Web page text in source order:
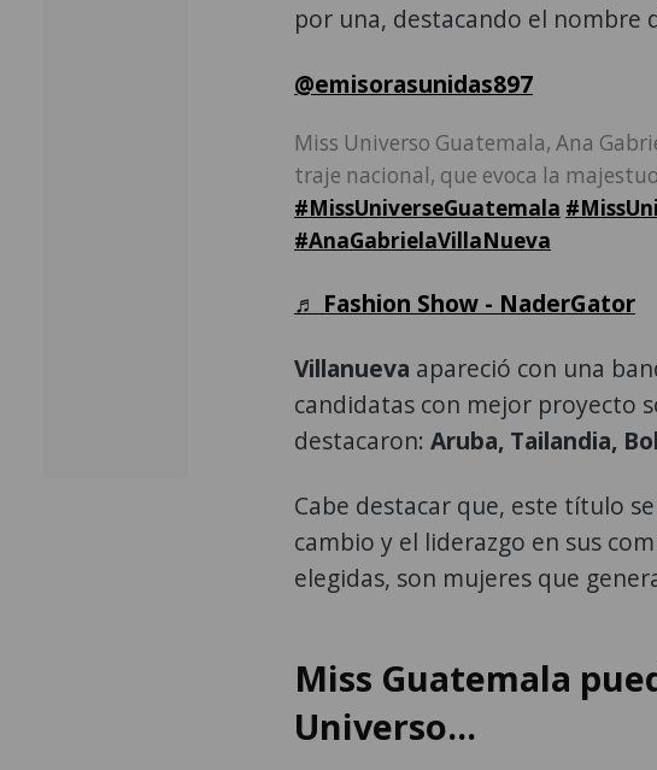
por una, destacando el nombre
@emisorasunidas897
Miss Universo Guatemala, Ana
traje nacional, que evoca la
#MissUniverseGuatemala
#AnaGabrielaVillaNueva
♬ Fashion Show - NaderGator
Villanueva apareció con una
candidatas con mejor proyecto
destacaron: Aruba, Tailandia,
Cabe destacar que, este título
cambio y el liderazgo en sus
elegidas, son mujeres que
Miss Guatemala
Universo...